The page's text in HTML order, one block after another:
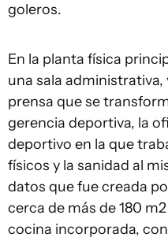
goleros.
En la planta física
una sala administrativa,
prensa que se
gerencia deportiva, la
deportivo en la que
físicos y la sanidad al
datos que fue creada
cerca de más de 180
cocina incorporada,